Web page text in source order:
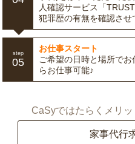
人確認サービス「
犯罪歴の有無を確認させ
step
05
お仕事スタート
ご希望の日時と場所で
らお仕事可能♪
CaSyではたらくメリ
家事代行